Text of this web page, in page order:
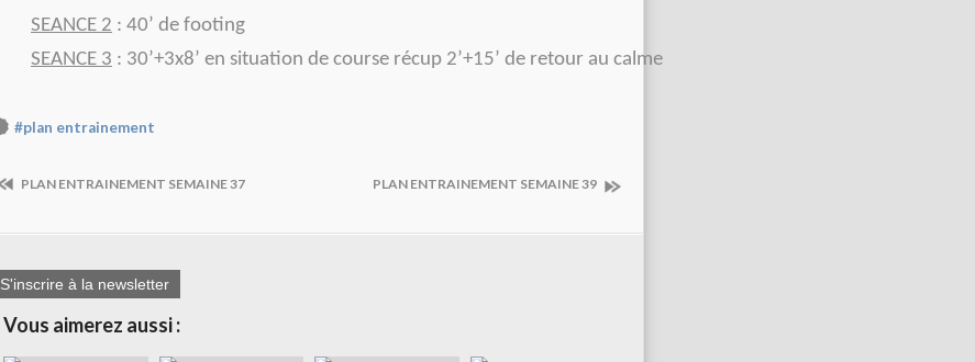
SEANCE 2 : 40’ de footing
SEANCE 3 : 30’+3x8’ en situation de course récup 2’+15’ de retour au calme
#plan entrainement
PLAN ENTRAINEMENT SEMAINE 37 PLAN ENTRAINEMENT SEMAINE 39
S'inscrire à la newsletter
Vous aimerez aussi :